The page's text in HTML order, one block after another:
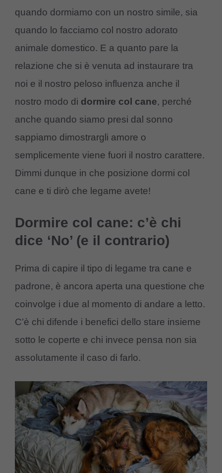
quando dormiamo con un nostro simile, sia
quando lo facciamo col nostro adorato
animale domestico. E a quanto pare la
relazione che si è venuta ad instaurare tra
noi e il nostro peloso influenza anche il
nostro modo di dormire col cane, perché
anche quando siamo presi dal sonno
sappiamo dimostrargli amore o
semplicemente viene fuori il nostro carattere.
Dimmi dunque in che posizione dormi col
cane e ti dirò che legame avete!
Dormire col cane: c’è chi
dice ‘No’ (e il contrario)
Prima di capire il tipo di legame tra cane e
padrone, è ancora aperta una questione che
coinvolge i due al momento di andare a letto.
C’è chi difende i benefici dello stare insieme
sotto le coperte e chi invece pensa non sia
assolutamente il caso di farlo.